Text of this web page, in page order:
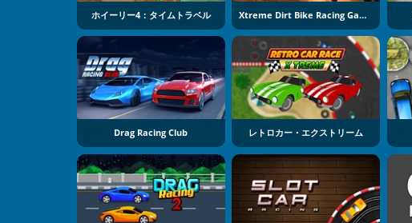
ホイーリー4：タイムトラベル Xtreme Dirt Bike Racing Game
Drag Racing Club レトロカー・エクストリーム